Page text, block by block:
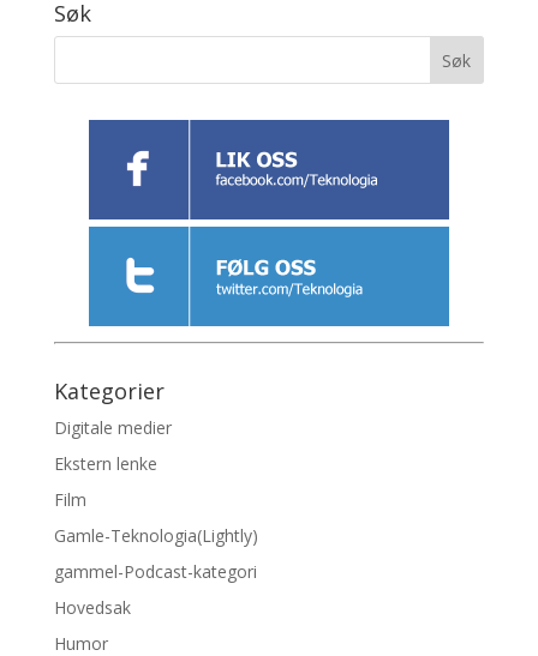
Søk
Kategorier
Digitale medier
Ekstern lenke
Film
Gamle-Teknologia(Lightly)
gammel-Podcast-kategori
Hovedsak
Humor